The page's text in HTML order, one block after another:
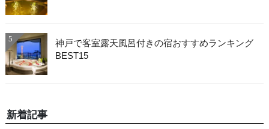
5
神戸で客室露天風呂付きの宿おすすめランキング
BEST15
新着記事